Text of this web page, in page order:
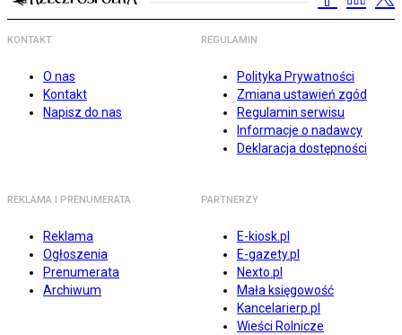
KONTAKT
O nas
Kontakt
Napisz do nas
REGULAMIN
Polityka Prywatności
Zmiana ustawień zgód
Regulamin serwisu
Informacje o nadawcy
Deklaracja dostępności
REKLAMA I PRENUMERATA
Reklama
Ogłoszenia
Prenumerata
Archiwum
PARTNERZY
E-kiosk.pl
E-gazety.pl
Nexto.pl
Mała księgowość
Kancelarierp.pl
Wieści Rolnicze